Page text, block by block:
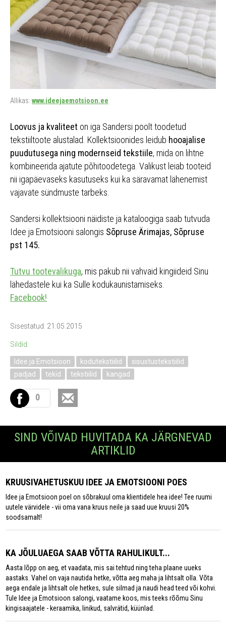
Allikas: www.ideejaemotsioon.ee
Loovus ja kvaliteet on iga Sandersi poolt toodetud
tekstiiltoote alustalad. Kollektsioonides leidub hooajalise
puudutusega ning modernseid tekstiile, mida on lihtne
kombineerida ajatute põhitoodetega. Valikust leiab tooteid
nii igapäevaseks kasutuseks kui ka säravamat lähenemist
vajavate sündmuste tarbeks.
Sandersi kollektsiooni näidiste ja kataloogiga saab tutvuda
Idee ja Emotsiooni salongis Sõpruse Ärimajas, Sõpruse
pst 145.
Tutvu tootevalikuga, mis pakub nii vahvaid kingiideid Sinu
lähedastele kui ka Sulle kodukaunistamiseks.
Facebook!
Sisestatud: 21.05.2015
Sildid:
Idee ja Emotsioon kodutekstiilid
sisustustekstiilid
padjad
tekid tekstiilid kangad
0
SIND VÕIVAD HUVITADA KA JÄRGNEVAD
ARTIKLID
KRUUSIVAHETUSKUU IDEE JA EMOTSIOONI POES
Idee ja Emotsioon poel on sõbrakuul oma klientidele hea idee! Tee ruumi
uutele värvidele - vii oma vana kruus neile ja saad uue kruusi 20%
soodsamalt!
KA JÕULUAEGA SAAB VÕTTA RAHULIKULT...
Aasta lõpp on aeg, et vaadata, mis sai tehtud ning teha plaane uueks
aastaks. Vahel on vaja nautida hetke, võtta aeg maha ja lihtsalt olla. Võta
aega endale ja lihtsalt ole hetkes, sule silmad ja naudi head teed või kohvi.
Tule Idee ja Emotsioon salongi, vaatame koos, mis teeks rõõmu Sinu
kingisaajatele - keraamika, linikud, salvrätid, küünlad.